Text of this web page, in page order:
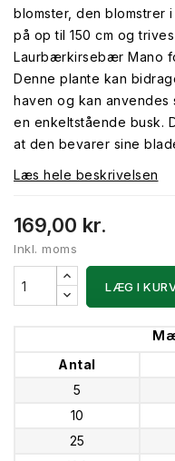
blomster, den blomstrer
på op til 150 cm og
Laurbærkirsebær Mano
Denne plante kan
haven og kan
en enkeltstående busk.
at den bevarer sine
Læs hele beskrivelsen
169,00 kr.
Inkl. moms
LÆG I
Antal
5
10
25